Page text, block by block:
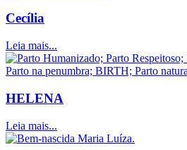
Cecília
Leia mais...
HELENA
Leia mais...